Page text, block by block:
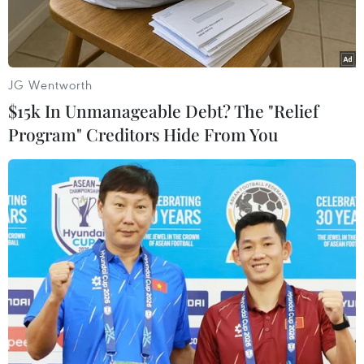
Việt Nam có huy chương Bạc đầu tiên ở môn Bắn súng. (Ảnh:
Hoàng Linh/TTXVN)
Tính đến sáng 26/9, Đoàn Thể thao Việt Nam đã
giành được tổng cộng 6 huy chương tại ASIAD
19, bao gồm 1 huy chương Bạc và 5 huy chương
Đồng.
JG Wentworth
$15k In Unmanageable Debt? The "Relief
Program" Creditors Hide From You